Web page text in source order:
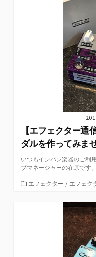
【エフェクター通
ダルを作ってみま
いつもイシバシ楽器のご利
ブマネージャーの在原です
カエフェクター / エフェク